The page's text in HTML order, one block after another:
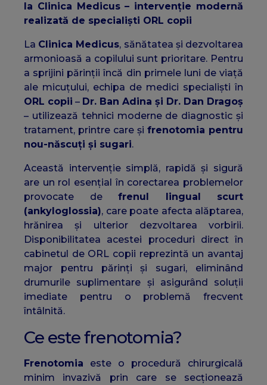
la Clinica Medicus – intervenție modernă
realizată de specialiști ORL copii
La Clinica Medicus, sănătatea și dezvoltarea
armonioasă a copilului sunt prioritare. Pentru
a sprijini părinții încă din primele luni de viață
ale micuțului, echipa de medici specialiști în
ORL copii – Dr. Ban Adina și Dr. Dan Dragoș
– utilizează tehnici moderne de diagnostic și
tratament, printre care și frenotomia pentru
nou-născuți și sugari.
Această intervenție simplă, rapidă și sigură
are un rol esențial în corectarea problemelor
provocate de frenul lingual scurt
(ankyloglossia), care poate afecta alăptarea,
hrănirea și ulterior dezvoltarea vorbirii.
Disponibilitatea acestei proceduri direct în
cabinetul de ORL copii reprezintă un avantaj
major pentru părinți și sugari, eliminând
drumurile suplimentare și asigurând soluții
imediate pentru o problemă frecvent
întâlnită.
Ce este frenotomia?
Frenotomia este o procedură chirurgicală
minim invazivă prin care se secționează